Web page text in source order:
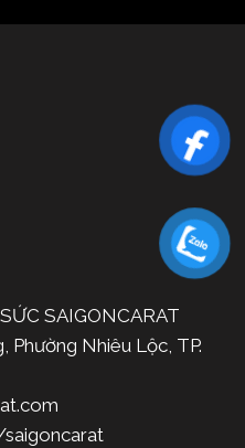
SAIGONCARAT
Nhiêu Lộc, TP.